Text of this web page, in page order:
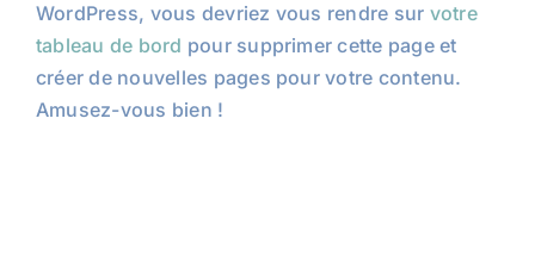
WordPress, vous devriez vous rendre sur votre
tableau de bord pour supprimer cette page et
créer de nouvelles pages pour votre contenu.
Amusez-vous bien !